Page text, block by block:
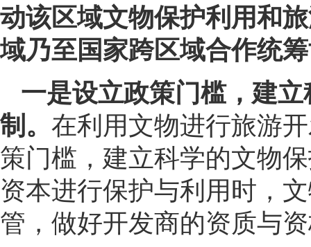
动该区域文物保护利用和
域乃至国家跨区域合作统
一是设立政策门槛，建
制。 在利用文物进行旅游
策门槛，建立科学的文物
资本进行保护与利用时，
管，做好开发商的资质与